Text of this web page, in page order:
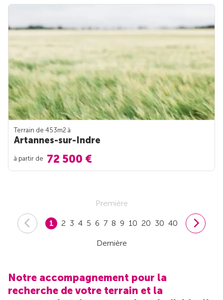
Terrain de 453m2 à
Artannes-sur-Indre
à partir de 72 500 €
Première
1 2 3 4 5 6 7 8 9 10 20 30 40
Dernière
Notre accompagnement pour la
recherche de votre terrain et la